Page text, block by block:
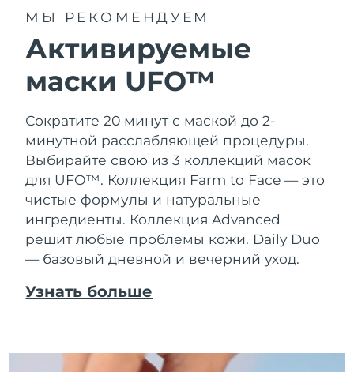
МЫ РЕКОМЕНДУЕМ
Активируемые
маски UFO™
Сократите 20 минут с маской до 2-
минутной расслабляющей процедуры.
Выбирайте свою из 3 коллекций масок
для UFO™. Коллекция Farm to Face — это
чистые формулы и натуральные
ингредиенты. Коллекция Advanced
решит любые проблемы кожи. Daily Duo
— базовый дневной и вечерний уход.
Узнать больше